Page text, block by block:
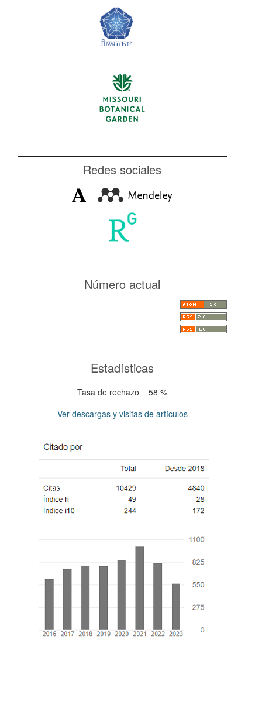
Redes sociales
Número actual
Estadísticas
Tasa de rechazo = 58 %
Ver descargas y visitas de artículos